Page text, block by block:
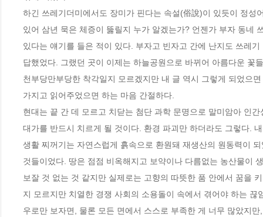
하긴 쓰레기더미에서도 장미가 핀다는 속설(俗說)이 있듯이 정
있어 삼년 묵은 체증이 뚫릴지 누가 알겠는가? 언젠가 부자 동네
있다는 얘기를 들은 적이 있다. 부자고 빈자고 간에 난지도 쓰레
답했었다. 그랬던 곳이 이제는 하늘공원으로 바뀌어 아름다운 꽃
천부당만부당한 착각일지 모르겠지만 내 글 역시 그렇게 되었으
가지고 읽어주었으면 하는 마음 간절하다.
현대는 끝 간 데 모르고 치닫는 첨단 과학 문명으로 말미암아 인
대가를 반드시 치르게 될 것이다. 환경 파괴만 하더라도 그렇다.
생활 찌꺼기는 자연스럽게 흙속으로 환원돼 재생산의 원동력이
것들이었다. 땅은 점점 비옥해지고 보약이나 다름없는 농산물이
보잘 것 없는 것 같지만 실제로는 고향의 따뜻한 품 안에서 꿈을
지 모르지만 치열한 경쟁 사회의 소용돌이 속에서 겪어야 하는
우로만 보자면, 물론 모든 면에서 스스로 부족한 게 너무 많았지